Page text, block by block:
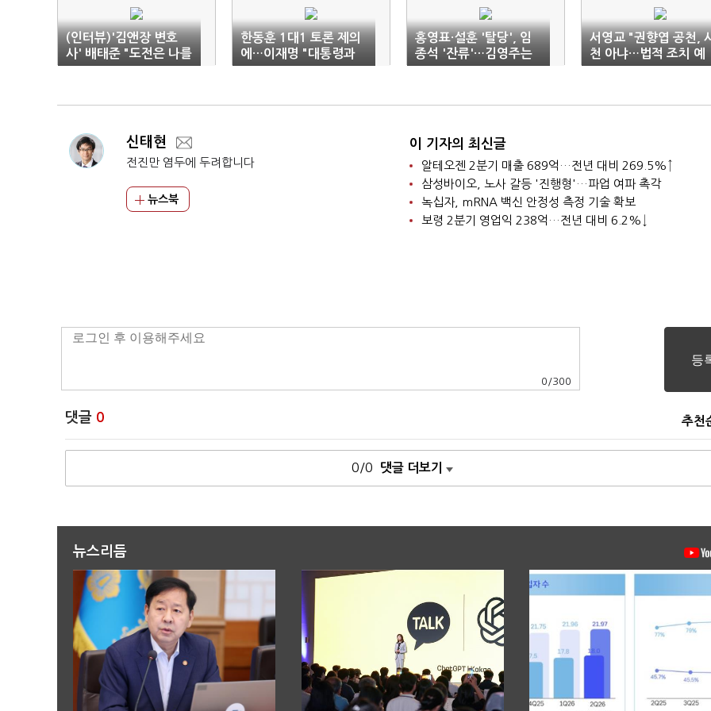
(인터뷰)'김앤장 변호
사' 배태준 "도전은 나를
키우는 힘…남동을에 새
한동훈 1대1 토론 제의
에…이재명 "대통령과
대화 먼저"
홍영표·설훈 '탈당', 임
종석 '잔류'…김영주는
'국힘'
서영교 "권향엽 공천,
천 아냐…법적 조치 예
정"
신태현
전진만 염두에 두려합니다
뉴스북
이 기자의 최신글
알테오젠 2분기 매출 689억…전년 대비 269.5%↑
삼성바이오, 노사 갈등 '진행형'…파업 여파 촉각
녹십자, mRNA 백신 안정성 측정 기술 확보
보령 2분기 영업익 238억…전년 대비 6.2%↓
0 /300
댓글 0 추천
0/0 댓글 더보기
뉴스리듬